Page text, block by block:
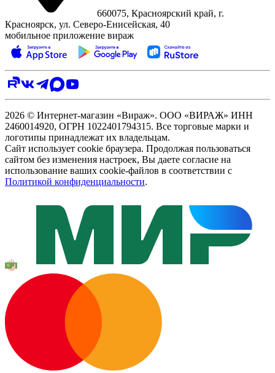
660075, Красноярский край, г.
Красноярск, ул. Северо‑Енисейская, 40
мобильное приложение вираж
2026 © Интернет-магазин «Вираж». ООО «ВИРАЖ» ИНН
2460014920, ОГРН 1022401794315. Все торговые марки и
логотипы принадлежат их владельцам.
Сайт использует cookie браузера. Продолжая пользоваться
сайтом без изменения настроек, Вы даете согласие на
использование ваших cookie-файлов в соответствии с
Политикой конфиденциальности.